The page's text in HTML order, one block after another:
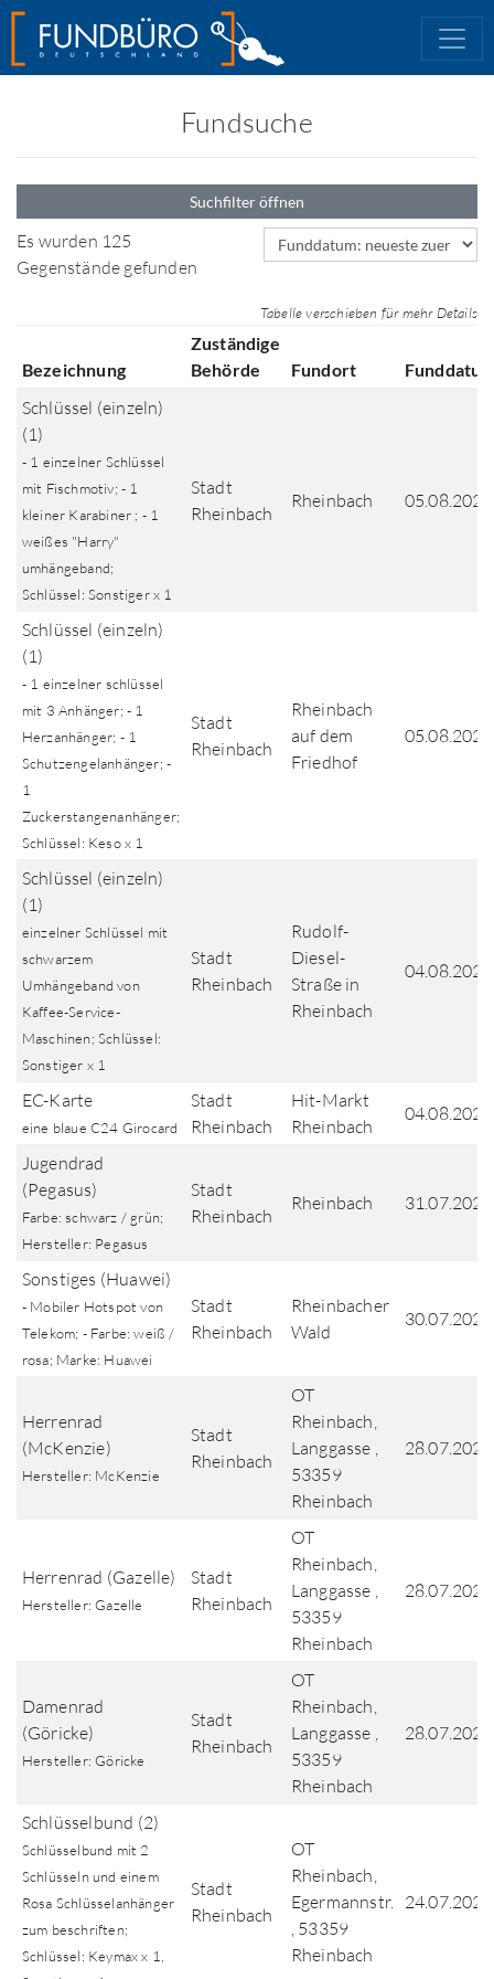
Fundsuche
Suchfilter öffnen
Es wurden 125
Gegenstände gefunden
Sortierfeld
Tabelle verschieben für mehr Details
Bezeichnung
Zuständige
Behörde
Fundort
Schlüssel (einzeln)
(1)
- 1 einzelner Schlüssel
mit Fischmotiv; - 1
kleiner Karabiner ; - 1
weißes "Harry"
umhängeband;
Schlüssel: Sonstiger x 1
Stadt
Rheinbach
Rheinbach 05.08.2026
Schlüssel (einzeln)
(1)
- 1 einzelner schlüssel
mit 3 Anhänger; - 1
Herzanhänger; - 1
Schutzengelanhänger; -
1
Zuckerstangenanhänger;
Schlüssel: Keso x 1
Stadt
Rheinbach
Rheinbach
auf dem
Friedhof
05.08.2026
Schlüssel (einzeln)
(1)
einzelner Schlüssel mit
schwarzem
Umhängeband von
Kaffee-Service-
Maschinen; Schlüssel:
Sonstiger x 1
Stadt
Rheinbach
Rudolf-
Diesel-
Straße in
Rheinbach
04.08.2026
EC-Karte
eine blaue C24 Girocard
Stadt
Rheinbach
Hit-Markt
Rheinbach
04.08.2026
Jugendrad
(Pegasus)
Farbe: schwarz / grün;
Hersteller: Pegasus
Stadt
Rheinbach
Rheinbach 31.07.2026
Sonstiges (Huawei)
- Mobiler Hotspot von
Telekom; - Farbe: weiß /
rosa; Marke: Huawei
Stadt
Rheinbach
Rheinbacher
Wald
30.07.2026
Herrenrad
(McKenzie)
Hersteller: McKenzie
Stadt
Rheinbach
OT
Rheinbach,
Langgasse ,
53359
Rheinbach
28.07.2026
Herrenrad (Gazelle)
Hersteller: Gazelle
Stadt
Rheinbach
OT
Rheinbach,
Langgasse ,
53359
Rheinbach
28.07.2026
Damenrad
(Göricke)
Hersteller: Göricke
Stadt
Rheinbach
OT
Rheinbach,
Langgasse ,
53359
Rheinbach
28.07.2026
Schlüsselbund (2)
Schlüsselbund mit 2
Schlüsseln und einem
Rosa Schlüsselanhänger
zum beschriften;
Schlüssel: Keymax x 1,
Stadt
Rheinbach
OT
Rheinbach,
Egermannstr.
, 53359
Rheinbach
24.07.2026